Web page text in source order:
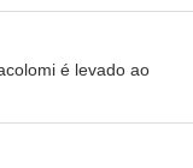
é levado ao